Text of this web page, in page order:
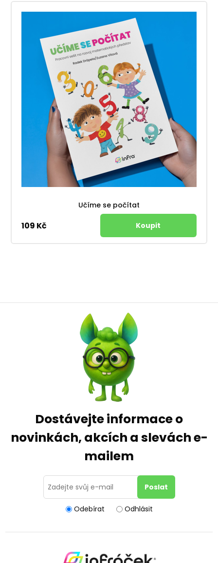
Učíme se počítat
109 Kč
Dostávejte informace o
novinkách, akcích a slevách e-
mailem
Odebírat Odhlásit